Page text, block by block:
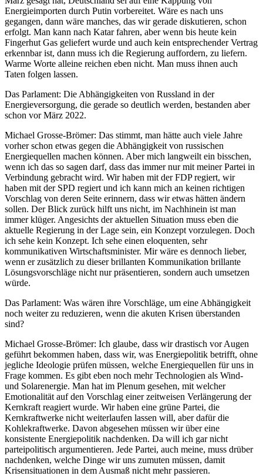
Energieimporten durch Putin vorbereitet. Wäre es nach uns
gegangen, dann wäre manches, das wir gerade diskutieren, schon
erfolgt. Man kann nach Katar fahren, aber wenn bis heute kein
Fingerhut Gas geliefert wurde und auch kein entsprechender Vertrag
erkennbar ist, dann muss ich die Regierung auffordern, zu liefern.
Warme Worte alleine reichen eben nicht. Man muss ihnen auch
Taten folgen lassen.
Das Parlament: Die Abhängigkeiten von Russland in der
Energieversorgung, die gerade so deutlich werden, bestanden aber
schon vor März 2022.
Michael Grosse-Brömer: Das stimmt, man hätte auch viele Jahre
vorher schon etwas gegen die Abhängigkeit von russischen
Energiequellen machen können. Aber mich langweilt ein bisschen,
wenn ich das so sagen darf, dass das immer nur mit meiner Partei in
Verbindung gebracht wird. Wir haben mit der FDP regiert, wir
haben mit der SPD regiert und ich kann mich an keinen richtigen
Vorschlag von deren Seite erinnern, dass wir etwas hätten ändern
sollen. Der Blick zurück hilft uns nicht, im Nachhinein ist man
immer klüger. Angesichts der aktuellen Situation muss eben die
aktuelle Regierung in der Lage sein, ein Konzept vorzulegen. Doch
ich sehe kein Konzept. Ich sehe einen eloquenten, sehr
kommunikativen Wirtschaftsminister. Mir wäre es dennoch lieber,
wenn er zusätzlich zu dieser brillanten Kommunikation brillante
Lösungsvorschläge nicht nur präsentieren, sondern auch umsetzen
würde.
Das Parlament: Was wären ihre Vorschläge, um eine Abhängigkeit
noch weiter zu reduzieren, wenn die akuten Krisen überstanden
sind?
Michael Grosse-Brömer: Ich glaube, dass wir drastisch vor Augen
geführt bekommen haben, dass wir, was Energiepolitik betrifft, ohne
jegliche Ideologie prüfen müssen, welche Energiequellen für uns in
Frage kommen. Es gibt eben noch mehr Technologien als Wind-
und Solarenergie. Man hat im Plenum gesehen, mit welcher
Emotionalität auf den Vorschlag einer zeitweisen Verlängerung der
Kernkraft reagiert wurde. Wir haben eine grüne Partei, die
Kernkraftwerke nicht weiterlaufen lassen will, aber dafür die
Kohlekraftwerke. Davon abgesehen müssen wir über eine
konsistente Energiepolitik nachdenken. Da will ich gar nicht
parteipolitisch argumentieren. Jede Partei, auch meine, muss drüber
nachdenken, welche Dinge wir uns zumuten müssen, damit
Krisensituationen in dem Ausmaß nicht mehr passieren.